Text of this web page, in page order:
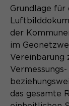
Zweck
Name
Anbieter
Laufzeit
Zweck
Grundlage für
der
im
Vereinbarung
das gesamte